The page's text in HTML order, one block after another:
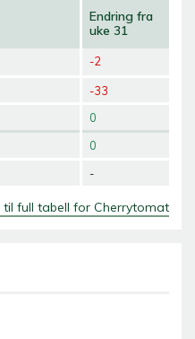
Endring fra
uke 31
-2
-33
0
0
-
til full tabell for Cherrytomat